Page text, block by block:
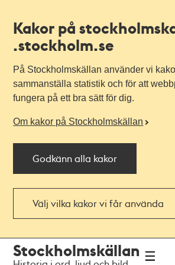
Kakor på
.stockholm.se
På Stockholmskällan använder vi
sammanställa statistik och för att
fungera på ett bra sätt för dig.
Om kakor på Stockholmskällan
Godkänn alla kakor
Välj vilka kakor vi får använda
navigationen
huvudinnehållet
Stockholmskällan